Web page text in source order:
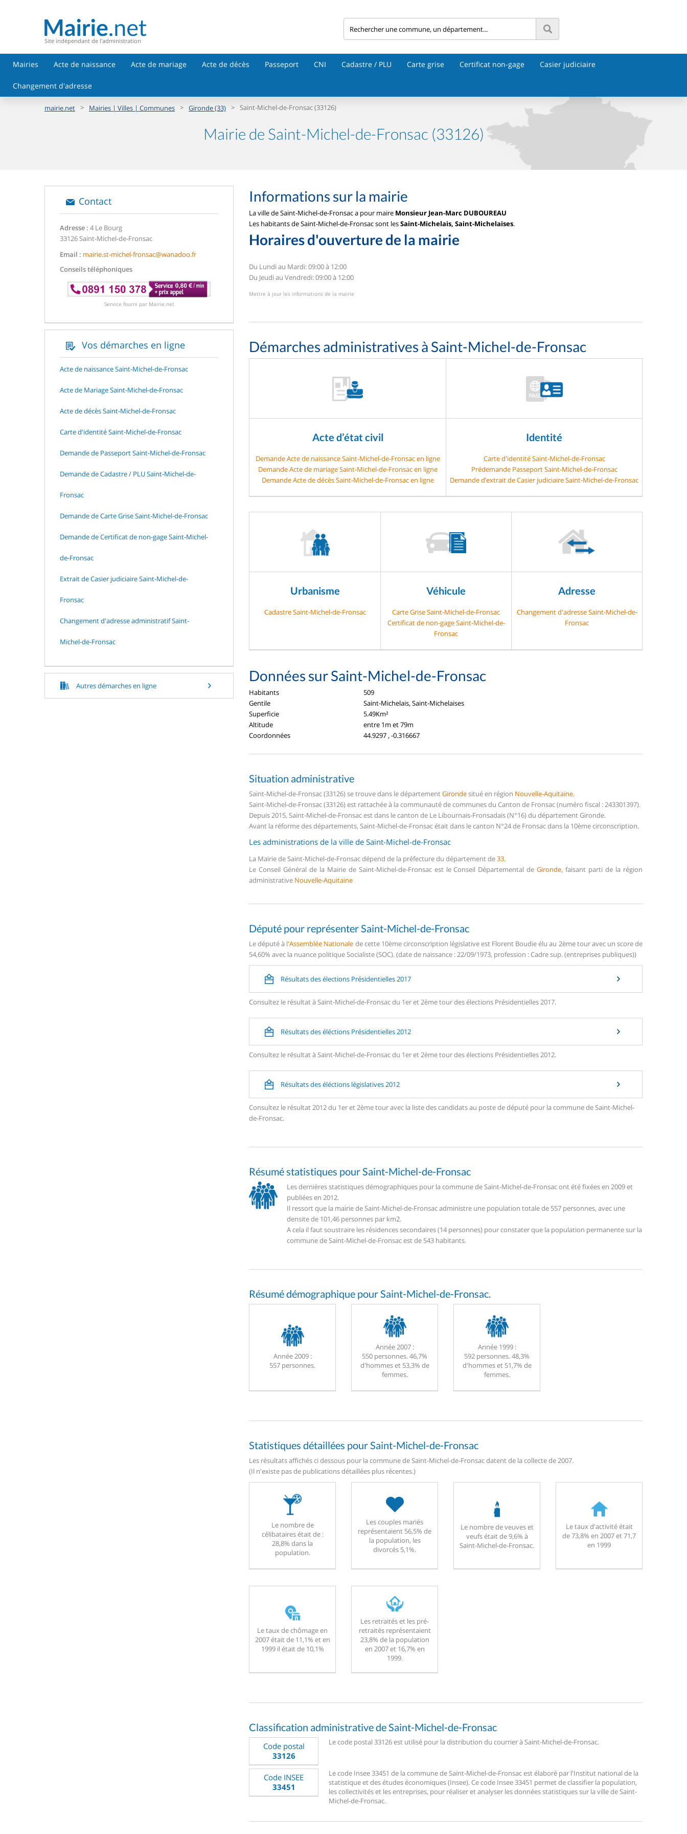
Site indépendant de l'administration
Mairies Acte de naissance Acte de mariage Acte de décès Passeport CNI Cadastre / PLU Carte grise Certificat non-gage Casier judiciaire
Changement d'adresse
mairie.net > Mairies | Villes | Communes > Gironde (33) > Saint-Michel-de-Fronsac (33126)
Mairie de Saint-Michel-de-Fronsac (33126)
Contact
Adresse : 4 Le Bourg
33126 Saint-Michel-de-Fronsac
Email : mairie.st-michel-fronsac@wanadoo.fr
Conseils téléphoniques
Service fourni par Mairie.net
Vos démarches en ligne
Acte de naissance Saint-Michel-de-Fronsac
Acte de Mariage Saint-Michel-de-Fronsac
Acte de décès Saint-Michel-de-Fronsac
Carte d'identité Saint-Michel-de-Fronsac
Demande de Passeport Saint-Michel-de-Fronsac
Demande de Cadastre / PLU Saint-Michel-de-
Fronsac
Demande de Carte Grise Saint-Michel-de-Fronsac
Demande de Certificat de non-gage Saint-Michel-
de-Fronsac
Extrait de Casier judiciaire Saint-Michel-de-
Fronsac
Changement d'adresse administratif Saint-
Michel-de-Fronsac
Autres démarches en ligne
Informations sur la mairie
La ville de Saint-Michel-de-Fronsac a pour maire Monsieur Jean-Marc DUBOUREAU
Les habitants de Saint-Michel-de-Fronsac sont lesSaint-Michelais, Saint-Michelaises.
Horaires d'ouverture de la mairie
Du Lundi au Mardi: 09:00 à 12:00
Du Jeudi au Vendredi: 09:00 à 12:00
Mettre à jour les informations de la mairie
Démarches administratives à Saint-Michel-de-Fronsac
Acte d’état civil
Demande Acte de naissance Saint-Michel-de-Fronsac en ligne
Demande Acte de mariage Saint-Michel-de-Fronsac en ligne
Demande Acte de décès Saint-Michel-de-Fronsac en ligne
Identité
Carte d'identité Saint-Michel-de-Fronsac
Prédemande Passeport Saint-Michel-de-Fronsac
Demande d’extrait de Casier judiciaire Saint-Michel-de-Fronsac
Urbanisme
Cadastre Saint-Michel-de-Fronsac
Véhicule
Carte Grise Saint-Michel-de-Fronsac
Certificat de non-gage Saint-Michel-de-
Fronsac
Adresse
Changement d'adresse Saint-Michel-de-
Fronsac
Données sur Saint-Michel-de-Fronsac
Habitants
509
Gentile
Saint-Michelais, Saint-Michelaises
Superficie
5.49Km²
Altitude
entre 1m et 79m
Coordonnées
44.9297 , -0.316667
Situation administrative
Saint-Michel-de-Fronsac (33126) se trouve dans le départementGirondesitué en région Nouvelle-Aquitaine.
Saint-Michel-de-Fronsac (33126) est rattachée à la communauté de communes du Canton de Fronsac (numéro fiscal : 243301397).
Depuis 2015, Saint-Michel-de-Fronsac est dans le canton de Le Libournais-Fronsadais (N°16) du département Gironde.
Avant la réforme des départements, Saint-Michel-de-Fronsac était dans le canton N°24 de Fronsac dans la 10ème circonscription.
Les administrations de la ville de Saint-Michel-de-Fronsac
La Mairie de Saint-Michel-de-Fronsac dépend de la préfecture du département de33.
Le Conseil Général de la Mairie de Saint-Michel-de-Fronsac est le Conseil Départemental deGironde, faisant parti de la région
administrative Nouvelle-Aquitaine
Député pour représenter Saint-Michel-de-Fronsac
Le député à l'Assemblée Nationale de cette 10ème circonscription législative est Florent Boudie élu au 2ème tour avec un score de
54,60% avec la nuance politique Socialiste (SOC). (date de naissance : 22/09/1973, profession : Cadre sup. (entreprises publiques))
Résultats des élections Présidentielles 2017
Consultez le résultat à Saint-Michel-de-Fronsac du 1er et 2ème tour des élections Présidentielles 2017.
Résultats des éléctions Présidentielles 2012
Consultez le résultat à Saint-Michel-de-Fronsac du 1er et 2ème tour des élections Présidentielles 2012.
Résultats des éléctions législatives 2012
Consultez le résultat 2012 du 1er et 2ème tour avec la liste des candidats au poste de député pour la commune de Saint-Michel-
de-Fronsac.
Résumé statistiques pour Saint-Michel-de-Fronsac
Les dernières statistiques démographiques pour la commune de Saint-Michel-de-Fronsac ont été fixées en 2009 et
publiées en 2012.
Il ressort que la mairie de Saint-Michel-de-Fronsac administre une population totale de 557 personnes, avec une
densite de 101,46 personnes par km2.
A cela il faut soustraire les résidences secondaires (14 personnes) pour constater que la population permanente sur la
commune de Saint-Michel-de-Fronsac est de 543 habitants.
Résumé démographique pour Saint-Michel-de-Fronsac.
Année 2009 :
557 personnes.
Année 2007 :
550 personnes. 46,7%
d'hommes et 53,3% de
femmes.
Année 1999 :
592 personnes. 48,3%
d'hommes et 51,7% de
femmes.
Statistiques détaillées pour Saint-Michel-de-Fronsac
Les résultats affichés ci dessous pour la commune de Saint-Michel-de-Fronsac datent de la collecte de 2007.
(Il n'existe pas de publications détaillées plus récentes.)
Le nombre de
célibataires était de :
28,8% dans la
population.
Les couples mariés
représentaient 56,5% de
la population, les
divorcés 5,1%.
Le nombre de veuves et
veufs était de 9,6% à
Saint-Michel-de-Fronsac.
Le taux d'activité était
de 73,8% en 2007 et 71,7
en 1999
Le taux de chômage en
2007 était de 11,1% et en
1999 il était de 10,1%
Les retraités et les pré-
retraités représentaient
23,8% de la population
en 2007 et 16,7% en
1999.
Classification administrative de Saint-Michel-de-Fronsac
Code postal
33126
Le code postal 33126 est utilisé pour la distribution du courrier à Saint-Michel-de-Fronsac.
Code INSEE
33451
Le code Insee 33451 de la commune de Saint-Michel-de-Fronsac est élaboré par l'Institut national de la
statistique et des études économiques (Insee). Ce code Insee 33451 permet de classifier la population,
les collectivités et les entreprises, pour réaliser et analyser les données statistiques sur la ville de Saint-
Michel-de-Fronsac.